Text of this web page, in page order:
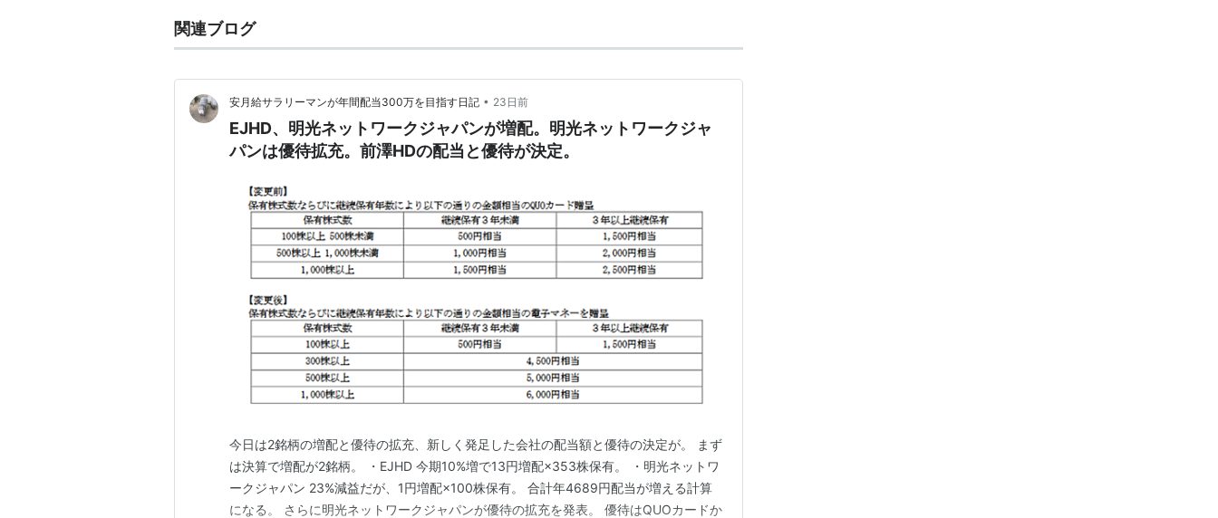
関連ブログ
安月給サラリーマンが年間配当300万を目指す日記 • 23日前
EJHD、明光ネットワークジャパンが増配。明光ネットワークジャ
パンは優待拡充。前澤HDの配当と優待が決定。
今日は2銘柄の増配と優待の拡充、新しく発足した会社の配当額と優待の決定が。 まず
は決算で増配が2銘柄。 ・EJHD 今期10%増で13円増配×353株保有。 ・明光ネットワ
ークジャパン 23%減益だが、1円増配×100株保有。 合計年4689円配当が増える計算
になる。 さらに明光ネットワークジャパンが優待の拡充を発表。 優待はQUOカードか